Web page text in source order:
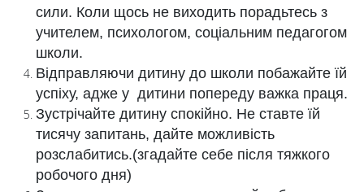
сили. Коли щось не виходить порадьтесь з
учителем, психологом, соціальним педагогом
школи.
Відправляючи дитину до школи побажайте їй
успіху, адже у дитини попереду важка праця.
Зустрічайте дитину спокійно. Не ставте їй
тисячу запитань, дайте можливість
розслабитись.(згадайте себе після тяжкого
робочого дня)